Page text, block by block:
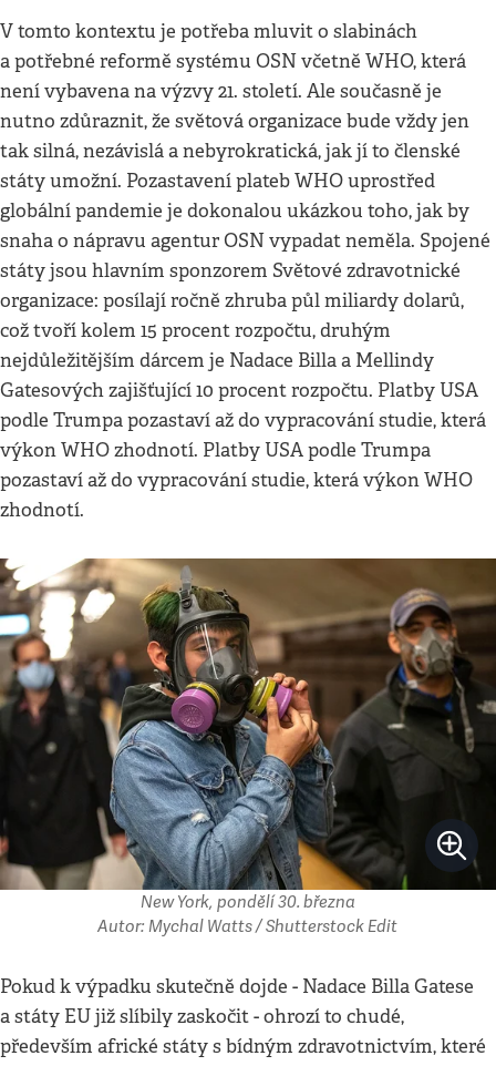
V tomto kontextu je potřeba mluvit o slabinách
a potřebné reformě systému OSN včetně WHO, která
není vybavena na výzvy 21. století. Ale současně je
nutno zdůraznit, že světová organizace bude vždy jen
tak silná, nezávislá a nebyrokratická, jak jí to členské
státy umožní. Pozastavení plateb WHO uprostřed
globální pandemie je dokonalou ukázkou toho, jak by
snaha o nápravu agentur OSN vypadat neměla. Spojené
státy jsou hlavním sponzorem Světové zdravotnické
organizace: posílají ročně zhruba půl miliardy dolarů,
což tvoří kolem 15 procent rozpočtu, druhým
nejdůležitějším dárcem je Nadace Billa a Mellindy
Gatesových zajišťující 10 procent rozpočtu. Platby USA
podle Trumpa pozastaví až do vypracování studie, která
výkon WHO zhodnotí. Platby USA podle Trumpa
pozastaví až do vypracování studie, která výkon WHO
zhodnotí.
New York, pondělí 30. března
Autor: Mychal Watts / Shutterstock Edit
Pokud k výpadku skutečně dojde - Nadace Billa Gatese
a státy EU již slíbily zaskočit - ohrozí to chudé,
především africké státy s bídným zdravotnictvím, které